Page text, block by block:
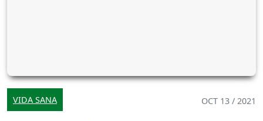
VIDA SANA OCT 13 / 2021